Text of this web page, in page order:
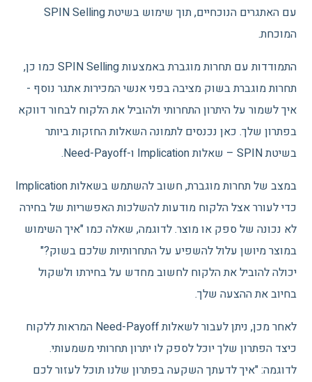
עם האתגרים הנוכחיים, תוך שימוש בשיטת SPIN Selling
המוכחת.
התמודדות עם תחרות מוגברת באמצעות SPIN Selling כמו כן,
תחרות מוגברת בשוק מציבה בפני אנשי המכירות אתגר נוסף -
איך לשמור על היתרון התחרותי ולהוביל את הלקוח לבחור דווקא
בפתרון שלך. כאן נכנסים לתמונה השאלות החזקות ביותר
בשיטת SPIN – שאלות Implication ו-Need-Payoff.
במצב של תחרות מוגברת, חשוב להשתמש בשאלות Implication
כדי לעורר אצל הלקוח מודעות להשלכות האפשריות של בחירה
לא נכונה של ספק או מוצר. לדוגמה, שאלה כמו "איך השימוש
במוצר מיושן עלול להשפיע על התחרותיות שלכם בשוק?"
יכולה להוביל את הלקוח לחשוב מחדש על בחירתו ולשקול
בחיוב את ההצעה שלך.
לאחר מכן, ניתן לעבור לשאלות Need-Payoff המראות ללקוח
כיצד הפתרון שלך יוכל לספק לו יתרון תחרותי משמעותי.
לדוגמה: "איך לדעתך השקעה בפתרון שלנו תוכל לעזור לכם